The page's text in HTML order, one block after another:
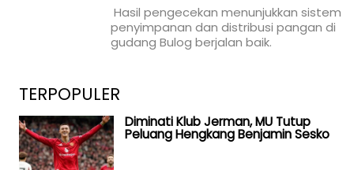
Hasil pengecekan menunjukkan sistem
penyimpanan dan distribusi pangan di
gudang Bulog berjalan baik.
TERPOPULER
Diminati Klub Jerman, MU Tutup
Peluang Hengkang Benjamin Sesko